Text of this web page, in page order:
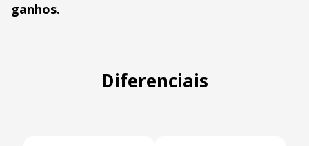
ganhos.
Diferenciais